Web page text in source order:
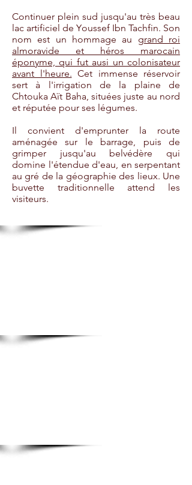
Continuer plein sud jusqu'au très beau
lac artificiel de Youssef Ibn Tachfin. Son
nom est un hommage au grand roi
almoravide et héros marocain
éponyme, qui fut ausi un colonisateur
avant l'heure. Cet immense réservoir
sert à l'irrigation de la plaine de
Chtouka Aït Baha, situées juste au nord
et réputée pour ses légumes.
Il convient d'emprunter la route
aménagée sur le barrage, puis de
grimper jusqu'au belvédère qui
domine l'étendue d'eau, en serpentant
au gré de la géographie des lieux. Une
buvette traditionnelle attend les
visiteurs.​